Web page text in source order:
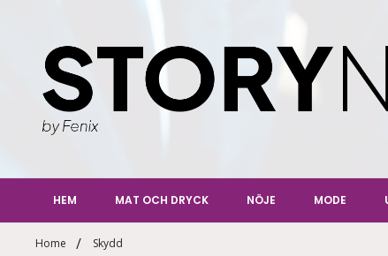
HEM MAT OCH DRYCK NÖJE MODE
Home Skydd